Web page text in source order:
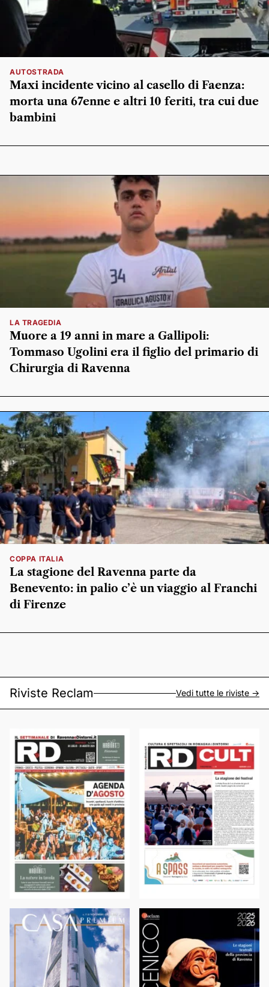
AUTOSTRADA
Maxi incidente vicino al casello di Faenza:
morta una 67enne e altri 10 feriti, tra cui due
bambini
LA TRAGEDIA
Muore a 19 anni in mare a Gallipoli:
Tommaso Ugolini era il figlio del primario di
Chirurgia di Ravenna
COPPA ITALIA
La stagione del Ravenna parte da
Benevento: in palio c’è un viaggio al Franchi
di Firenze
Riviste Reclam Vedi tutte le riviste ->